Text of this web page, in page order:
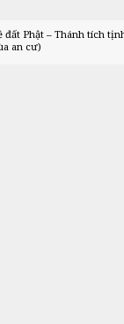
đất Phật – Thánh tích
an cư)